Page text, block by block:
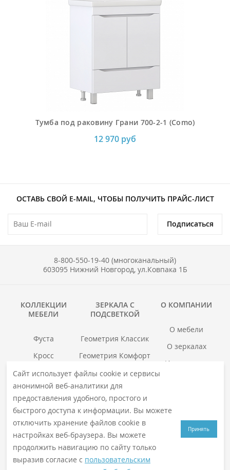
Тумба под раковину Грани 700-2-1 (Como)
12 970 руб
ОСТАВЬ СВОЙ E-MAIL, ЧТОБЫ ПОЛУЧИТЬ ПРАЙС-ЛИСТ
Подписаться
8-800-550-19-40 (многоканальный)
603095 Нижний Новгород, ул.Ковпака 1Б
КОЛЛЕКЦИИ
МЕБЕЛИ
Фуста
Кросс
Гранд
Хоска
Смотреть все →
ЗЕРКАЛА С
ПОДСВЕТКОЙ
Геометрия Классик
Геометрия Комфорт
Геометрия Люкс
Геометрия Медиа
войс
Смотреть все →
О КОМПАНИИ
О мебели
О зеркалах
Инструкции
© 2026VIGO. Все права защищены
Политика конфиденциальности
Принять
Сайт использует файлы cookie и сервисы
анонимной веб-аналитики для
предоставления удобного, простого и
быстрого доступа к информации. Вы можете
отключить хранение файлов cookie в
настройках веб-браузера. Вы можете
продолжить навигацию по сайту только
выразив согласие с пользовательским